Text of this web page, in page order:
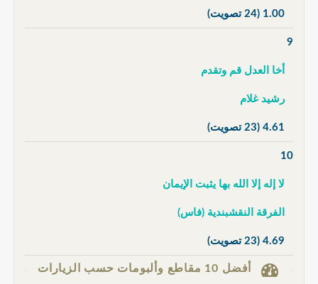
1.00 (24 تصويت)
9
أخا العدل قم وتقدم
رشيد غلام
4.61 (23 تصويت)
10
لا إله إلا الله بها يثبت الإيمان
الفرقة النقشبندية (فاس)
4.69 (23 تصويت)
أفضل 10 مقاطع وألبومات حسب الزيارات